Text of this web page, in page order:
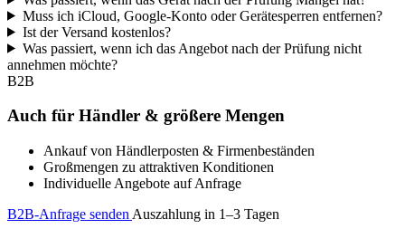
Muss ich iCloud, Google-Konto oder Gerätesperren entfernen?
Ist der Versand kostenlos?
Was passiert, wenn ich das Angebot nach der Prüfung nicht
annehmen möchte?
B2B
Auch für Händler & größere Mengen
Ankauf von Händlerposten & Firmenbeständen
Großmengen zu attraktiven Konditionen
Individuelle Angebote auf Anfrage
B2B-Anfrage senden Auszahlung in 1–3 Tagen